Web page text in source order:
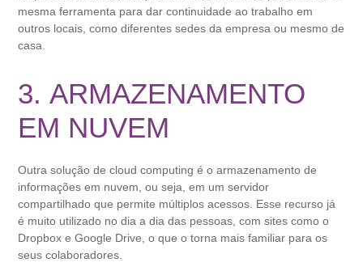
mesma ferramenta para dar continuidade ao trabalho em
outros locais, como diferentes sedes da empresa ou mesmo de
casa.
3. ARMAZENAMENTO
EM NUVEM
Outra solução de cloud computing é o armazenamento de
informações em nuvem, ou seja, em um servidor
compartilhado que permite múltiplos acessos. Esse recurso já
é muito utilizado no dia a dia das pessoas, com sites como o
Dropbox e Google Drive, o que o torna mais familiar para os
seus colaboradores.